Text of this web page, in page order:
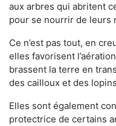
aux arbres qui abritent
pour se nourrir de leurs
Ce n’est pas tout, en
elles favorisent
brassent la terre en
des cailloux et des
Elles sont également
protectrice de certains